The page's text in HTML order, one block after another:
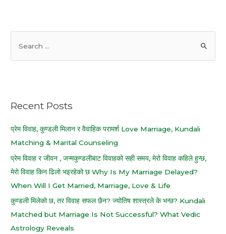
h
o
r
:
Recent Posts
प्रेम विवाह, कुण्डली मिलान र वैवाहिक परामर्श Love Marriage, Kundali
Matching & Marital Counseling
प्रेम विवाह र जीवन , जन्मकुण्डलीबाट विवाहको सही समय, मेरो विवाह कहिले हुन्छ,
मेरो विवाह किन ढिलो भइरहेको छ Why Is My Marriage Delayed?
When Will I Get Married, Marriage, Love & Life
कुण्डली मिलेको छ, तर विवाह सफल छैन? ज्योतिष शास्त्रले के भन्छ? Kundali
Matched but Marriage Is Not Successful? What Vedic
Astrology Reveals